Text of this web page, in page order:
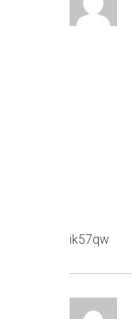
ik57qw